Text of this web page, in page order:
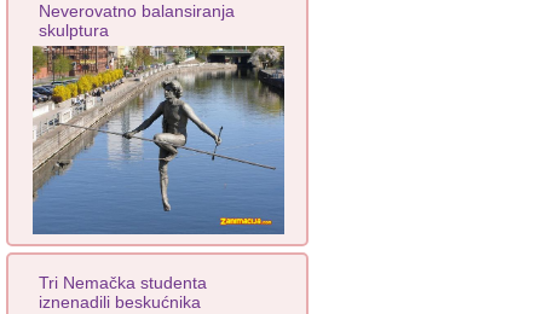
Neverovatno balansiranja
skulptura
Tri Nemačka studenta
iznenadili beskućnika